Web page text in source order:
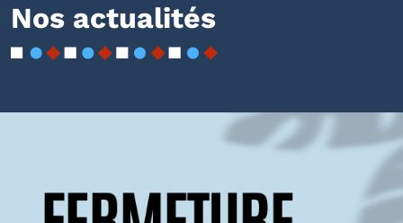
Nos actualités